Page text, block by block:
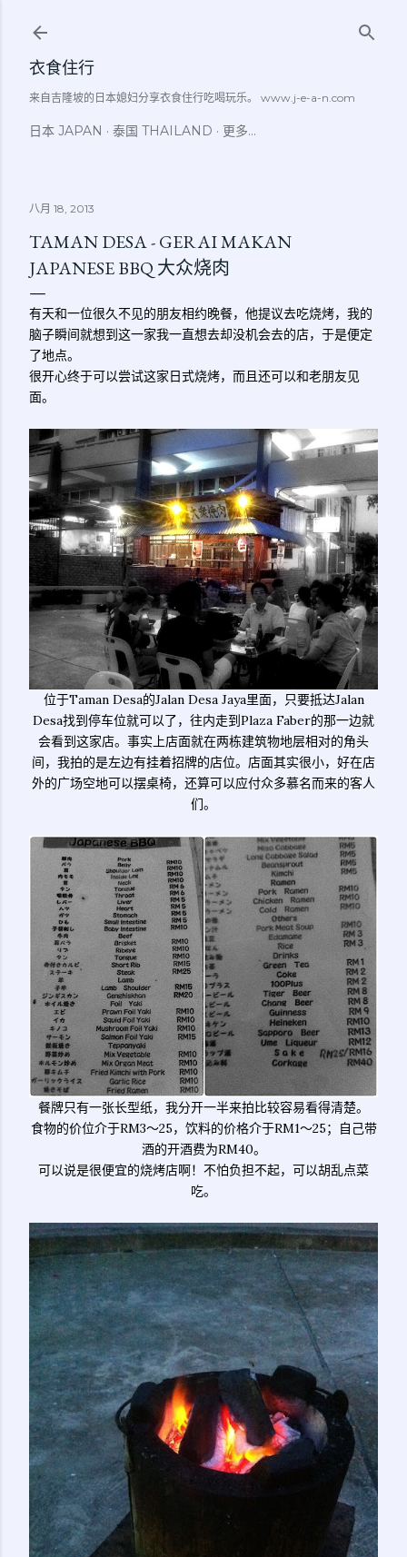
衣食住行
来自吉隆坡的日本媳妇分享衣食住行吃喝玩乐。 www.j-e-a-n.com
日本 JAPAN 泰国 THAILAND 更多…
八月 18, 2013
TAMAN DESA - GERAI MAKAN
JAPANESE BBQ 大众烧肉
有天和一位很久不见的朋友相约晚餐，他提议去吃烧烤，我的
脑子瞬间就想到这一家我一直想去却没机会去的店，于是便定
了地点。
很开心终于可以尝试这家日式烧烤，而且还可以和老朋友见
面。
位于Taman Desa的Jalan Desa Jaya里面，只要抵达Jalan
Desa找到停车位就可以了，往内走到Plaza Faber的那一边就
会看到这家店。事实上店面就在两栋建筑物地层相对的角头
间，我拍的是左边有挂着招牌的店位。店面其实很小，好在店
外的广场空地可以摆桌椅，还算可以应付众多慕名而来的客人
们。
餐牌只有一张长型纸，我分开一半来拍比较容易看得清楚。
食物的价位介于RM3～25，饮料的价格介于RM1～25；自己带
酒的开酒费为RM40。
可以说是很便宜的烧烤店啊！不怕负担不起，可以胡乱点菜
吃。